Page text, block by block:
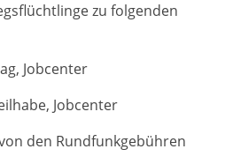
zu folgenden
Jobcenter
Jobcenter
den Rundfunkgebühren